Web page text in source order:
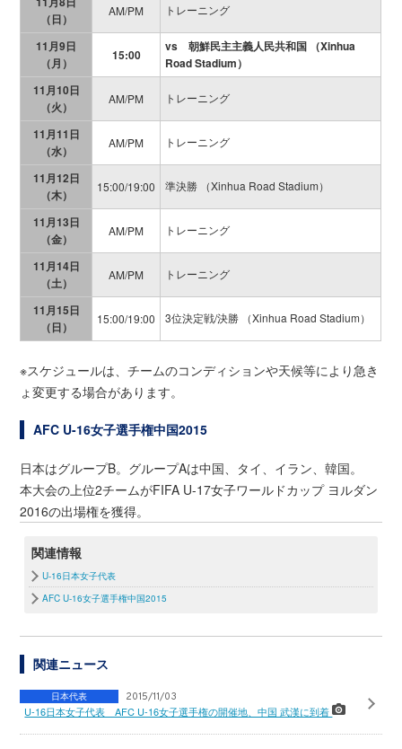
（日）
AM/PM トレーニング
11月9日
（月）
15:00
vs 朝鮮民主主義人民共和国 （Xinhua
Road Stadium）
11月10日
（火）
AM/PM トレーニング
11月11日
（水）
AM/PM トレーニング
11月12日
（木）
15:00/19:00 準決勝 （Xinhua Road Stadium）
11月13日
（金）
AM/PM トレーニング
11月14日
（土）
AM/PM トレーニング
11月15日
（日）
15:00/19:00 3位決定戦/決勝 （Xinhua Road Stadium）
※スケジュールは、チームのコンディションや天候等により急き
ょ変更する場合があります。
AFC U-16女子選手権中国2015
日本はグループB。グループAは中国、タイ、イラン、韓国。
本大会の上位2チームがFIFA U-17女子ワールドカップ ヨルダン
2016の出場権を獲得。
関連情報
U-16日本女子代表
AFC U-16女子選手権中国2015
関連ニュース
日本代表 2015/11/03
U-16日本女子代表 AFC U-16女子選手権の開催地、中国 武漢に到着